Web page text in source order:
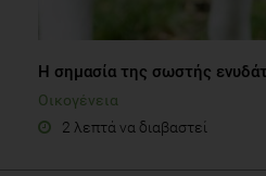
Η σημασία της σωστής
Οικογένεια
2 λεπτά να διαβαστεί